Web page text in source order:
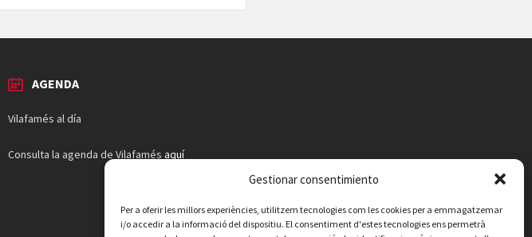
Gestionar consentimiento
Per a oferir les millors experiències, utilitzem tecnologies com les cookies per a emmagatzemar
i/o accedir a la informació del dispositiu. El consentiment d'estes tecnologies ens permetrà
AGENDA
Vilafamés al día
Consulta la agenda de Vilafamés aquí